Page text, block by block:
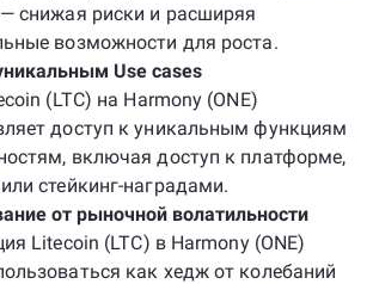
снижая риски и расширяя
возможности для роста.
Use cases
(LTC) на Harmony (ONE)
доступ к уникальным функциям
включая доступ к платформе,
стейкинг-наградами.
от рыночной волатильности
Litecoin (LTC) в Harmony (ONE)
как хедж от колебаний